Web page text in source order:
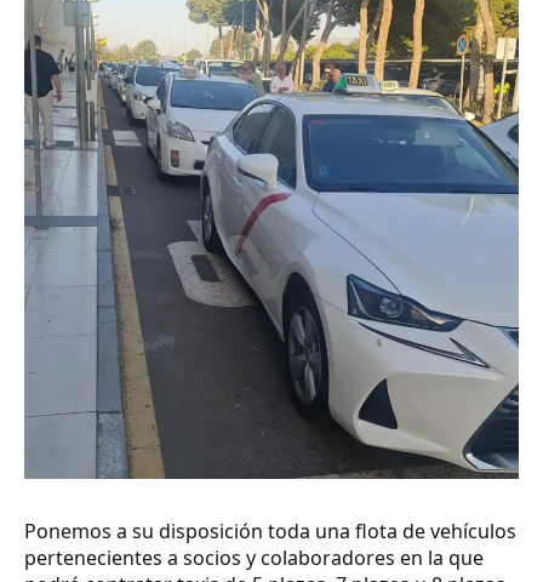
Ponemos a su disposición toda una flota de vehículos
pertenecientes a socios y colaboradores en la que